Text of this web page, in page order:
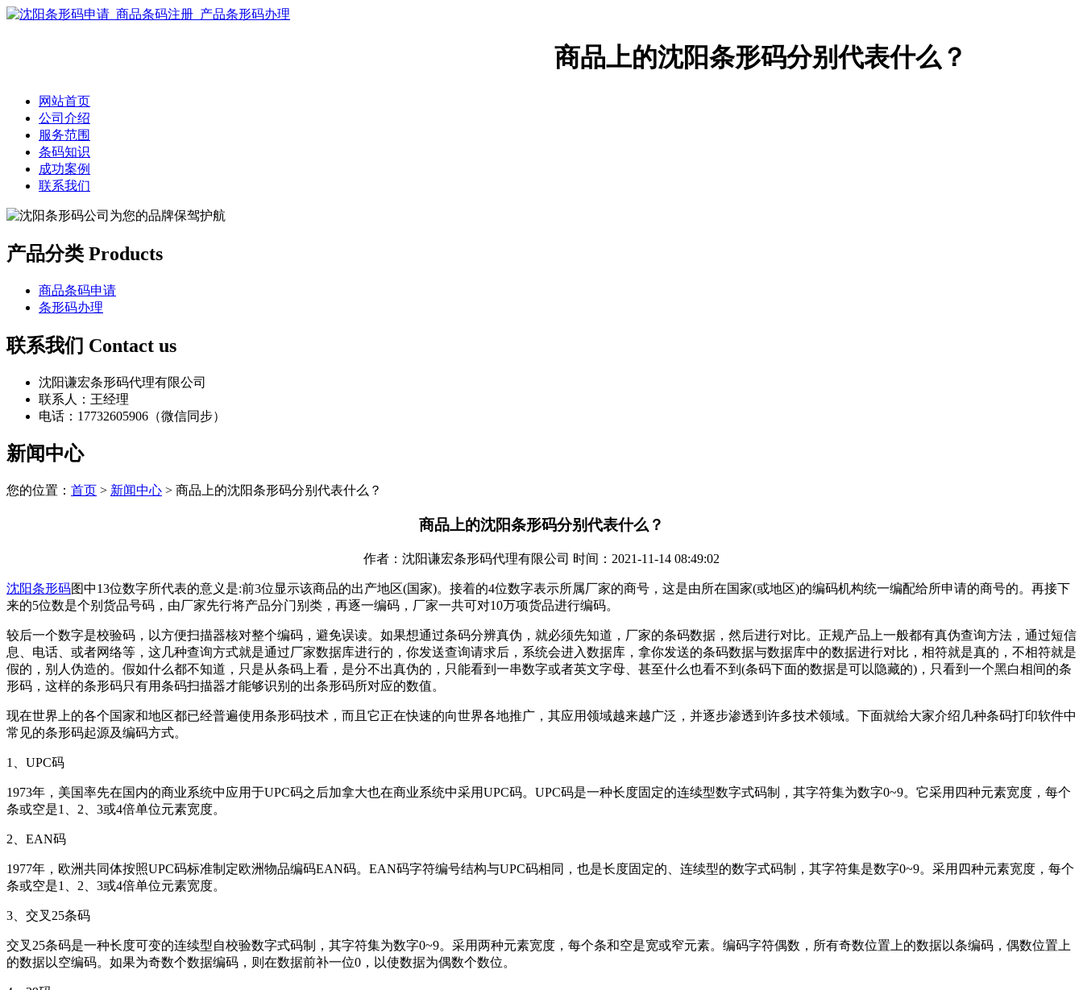
商品上的沈阳条形码分别代表什么？
网站首页
公司介绍
服务范围
条码知识
成功案例
联系我们
产品分类 Products
商品条码申请
条形码办理
联系我们 Contact us
沈阳谦宏条形码代理有限公司
联系人：王经理
电话：17732605906（微信同步）
新闻中心
您的位置： 首页 > 新闻中心 > 商品上的沈阳条形码分别代表什么？
商品上的沈阳条形码分别代表什么？
作者：沈阳谦宏条形码代理有限公司 时间：2021-11-14 08:49:02
沈阳条形码图中13位数字所代表的意义是:前3位显示该商品的出产地区(国家)。接着的4位数字表示所属厂家的商号，这是由所在国家(或地区)的编码机构统一编配给所申请的商号的。再接下
来的5位数是个别货品号码，由厂家先行将产品分门别类，再逐一编码，厂家一共可对10万项货品进行编码。
较后一个数字是校验码，以方便扫描器核对整个编码，避免误读。如果想通过条码分辨真伪，就必须先知道，厂家的条码数据，然后进行对比。正规产品上一般都有真伪查询方法，通过短信
息、电话、或者网络等，这几种查询方式就是通过厂家数据库进行的，你发送查询请求后，系统会进入数据库，拿你发送的条码数据与数据库中的数据进行对比，相符就是真的，不相符就是
假的，别人伪造的。假如什么都不知道，只是从条码上看，是分不出真伪的，只能看到一串数字或者英文字母、甚至什么也看不到(条码下面的数据是可以隐藏的)，只看到一个黑白相间的条
形码，这样的条形码只有用条码扫描器才能够识别的出条形码所对应的数值。
现在世界上的各个国家和地区都已经普遍使用条形码技术，而且它正在快速的向世界各地推广，其应用领域越来越广泛，并逐步渗透到许多技术领域。下面就给大家介绍几种条码打印软件中
常见的条形码起源及编码方式。
1、UPC码
1973年，美国率先在国内的商业系统中应用于UPC码之后加拿大也在商业系统中采用UPC码。UPC码是一种长度固定的连续型数字式码制，其字符集为数字0~9。它采用四种元素宽度，每个
条或空是1、2、3或4倍单位元素宽度。
2、EAN码
1977年，欧洲共同体按照UPC码标准制定欧洲物品编码EAN码。EAN码字符编号结构与UPC码相同，也是长度固定的、连续型的数字式码制，其字符集是数字0~9。采用四种元素宽度，每个
条或空是1、2、3或4倍单位元素宽度。
3、交叉25条码
交叉25条码是一种长度可变的连续型自校验数字式码制，其字符集为数字0~9。采用两种元素宽度，每个条和空是宽或窄元素。编码字符偶数，所有奇数位置上的数据以条编码，偶数位置上
的数据以空编码。如果为奇数个数据编码，则在数据前补一位0，以使数据为偶数个数位。